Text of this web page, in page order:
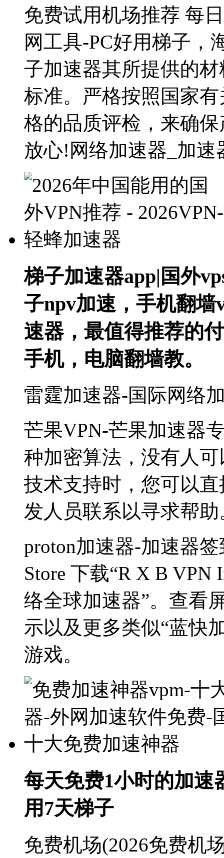
免费试用机场推荐 每
网工具-PC好用梯子，
子加速器其所提供的
标准。严格按照国家
格的品质评检，来确
放心!网络加速器_加
梯子加速器app|国外
子npv加速，手机翻墙
速器，最值得推荐的
手机，电脑翻墙教。
雷霆加速器-国际网络
芒果VPN-芒果加速器
种加密算法，没有人
技术支持时，您可以
发人员联系以寻求帮助
proton加速器-加速器
Store 下载“R X B VPN
络全球加速器”。查看
示以及更多类似“蓝快
游戏。
每天免费1小时的加速
用7天梯子
免费机场(2026免费机